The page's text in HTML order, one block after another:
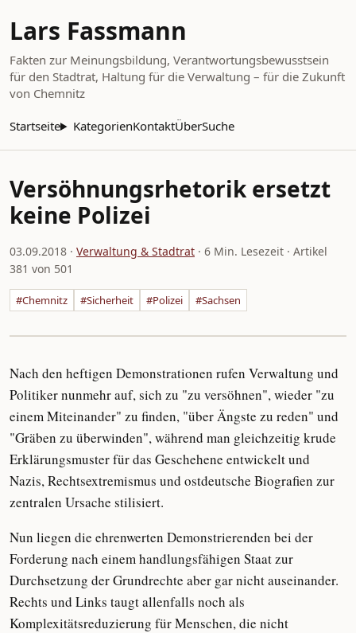
Lars Fassmann
Fakten zur Meinungsbildung, Verantwortungsbewusstsein
für den Stadtrat, Haltung für die Verwaltung – für die Zukunft
von Chemnitz
Startseite KategorienKontaktÜberSuche
Versöhnungsrhetorik ersetzt
keine Polizei
03.09.2018 · Verwaltung & Stadtrat · 6 Min. Lesezeit · Artikel
381 von 501
#Chemnitz #Sicherheit #Polizei #Sachsen
Nach den heftigen Demonstrationen rufen Verwaltung und
Politiker nunmehr auf, sich zu "zu versöhnen", wieder "zu
einem Miteinander" zu finden, "über Ängste zu reden" und
"Gräben zu überwinden", während man gleichzeitig krude
Erklärungsmuster für das Geschehene entwickelt und
Nazis, Rechtsextremismus und ostdeutsche Biografien zur
zentralen Ursache stilisiert.
Nun liegen die ehrenwerten Demonstrierenden bei der
Forderung nach einem handlungsfähigen Staat zur
Durchsetzung der Grundrechte aber gar nicht auseinander.
Rechts und Links taugt allenfalls noch als
Komplexitätsreduzierung für Menschen, die nicht